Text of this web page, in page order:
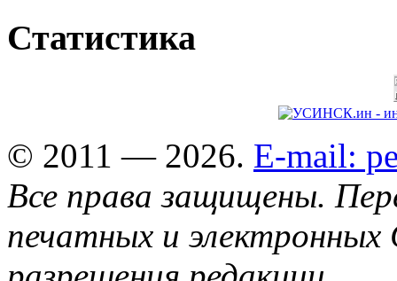
Статистика
© 2011 — 2026. E-mail:
Все права защищены.
печатных и